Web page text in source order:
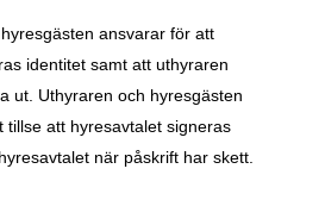
ansvarar för att
identitet samt att uthyraren
ut. Uthyraren och hyresgästen
tillse att hyresavtalet signeras
när påskrift har skett.